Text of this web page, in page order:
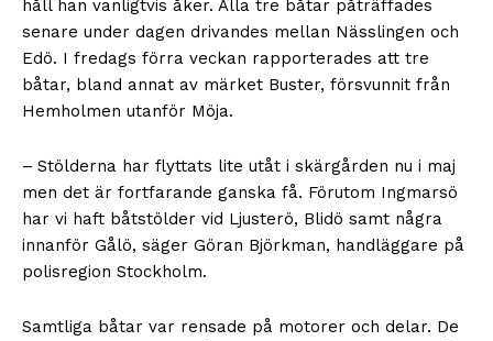
håll han vanligtvis åker. Alla tre båtar påträffades
senare under dagen drivandes mellan Nässlingen och
Edö. I fredags förra veckan rapporterades att tre
båtar, bland annat av märket Buster, försvunnit från
Hemholmen utanför Möja.
– Stölderna har flyttats lite utåt i skärgården nu i maj
men det är fortfarande ganska få. Förutom Ingmarsö
har vi haft båtstölder vid Ljusterö, Blidö samt några
innanför Gålö, säger Göran Björkman, handläggare på
polisregion Stockholm.
Samtliga båtar var rensade på motorer och delar. De